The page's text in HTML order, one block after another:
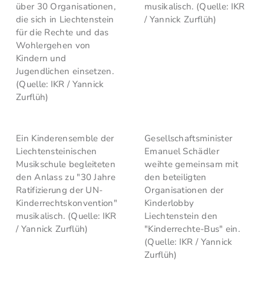
über 30 Organisationen,
die sich in Liechtenstein
für die Rechte und das
Wohlergehen von
Kindern und
Jugendlichen einsetzen.
(Quelle: IKR / Yannick
Zurflüh)
musikalisch. (Quelle: IKR
/ Yannick Zurflüh)
Ein Kinderensemble der
Liechtensteinischen
Musikschule begleiteten
den Anlass zu "30 Jahre
Ratifizierung der UN-
Kinderrechtskonvention"
musikalisch. (Quelle: IKR
/ Yannick Zurflüh)
Gesellschaftsminister
Emanuel Schädler
weihte gemeinsam mit
den beteiligten
Organisationen der
Kinderlobby
Liechtenstein den
"Kinderrechte-Bus" ein.
(Quelle: IKR / Yannick
Zurflüh)